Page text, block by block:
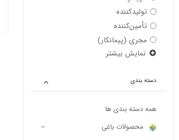
تولیدکننده
تأمین‌کننده
مجری (پیمانکار)
نمایش بیشتر
دسته بندی
همه دسته بندی ها
محصولات باغی